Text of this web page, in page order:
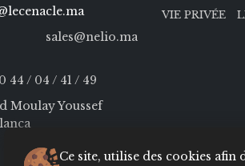
Ce site, utilise des cookies
sales@nelio.ma
44 / 04 / 41 / 49
Moulay Youssef
VIE PRIVÉE